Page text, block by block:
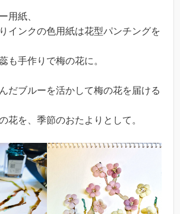
用紙、
インクの色用紙は花型パンチングを
も手作りで梅の花に。
だブルーを活かして梅の花を届ける
花を、季節のおたよりとして。